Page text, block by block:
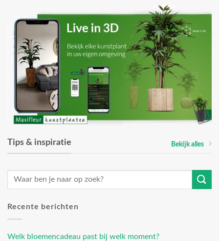
Tips & inspiratie Bekijk alles
Recente berichten
Welk bloemencadeau past bij welk moment?